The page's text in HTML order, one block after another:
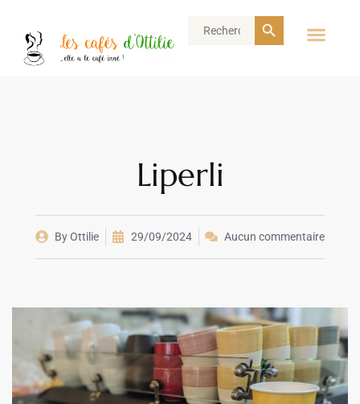
Search
Search Button
Liperli
ByOttilie 29/09/2024 Aucun commentaire